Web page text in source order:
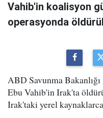
Vahib'in koalisyon
operasyonda
ABD Savunma
Ebu Vahib'in Irak'ta
Irak'taki yerel